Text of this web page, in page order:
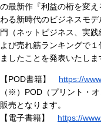
の最新作『利益の桁を変
わる新時代のビジネスモ
門（ネットビジネス、実
よび売れ筋ランキングで
ましたことを発表いたしま
【POD書籍】 https://
（※）POD（プリント・
販売となります。
【電子書籍】 https://